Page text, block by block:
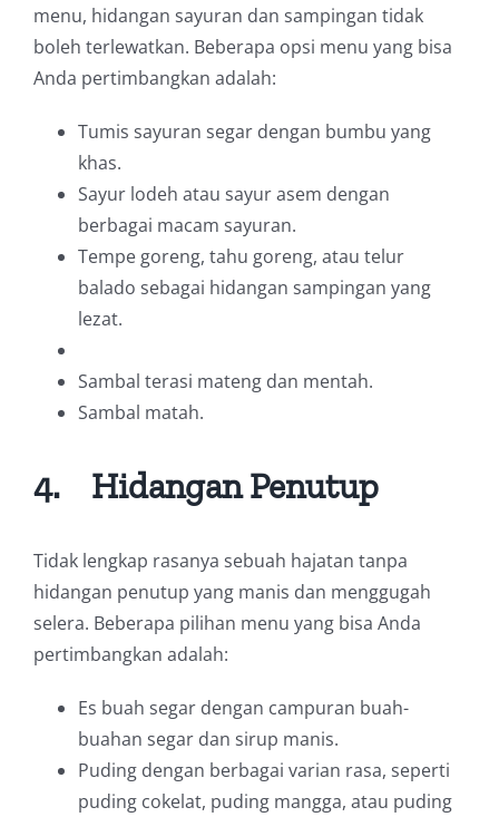
menu, hidangan sayuran dan sampingan tidak
boleh terlewatkan. Beberapa opsi menu yang bisa
Anda pertimbangkan adalah:
Tumis sayuran segar dengan bumbu yang
khas.
Sayur lodeh atau sayur asem dengan
berbagai macam sayuran.
Tempe goreng, tahu goreng, atau telur
balado sebagai hidangan sampingan yang
lezat.
Sambal terasi mateng dan mentah.
Sambal matah.
4. Hidangan Penutup
Tidak lengkap rasanya sebuah hajatan tanpa
hidangan penutup yang manis dan menggugah
selera. Beberapa pilihan menu yang bisa Anda
pertimbangkan adalah:
Es buah segar dengan campuran buah-
buahan segar dan sirup manis.
Puding dengan berbagai varian rasa, seperti
puding cokelat, puding mangga, atau puding